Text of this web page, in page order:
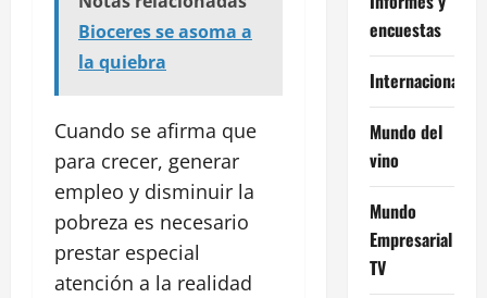
Bioceres se asoma a
la quiebra
Cuando se afirma que
para crecer, generar
empleo y disminuir la
pobreza es necesario
prestar especial
atención a la realidad
encuestas
Internacional
Mundo del
vino
Mundo
Empresarial
TV